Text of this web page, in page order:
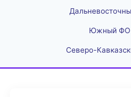
Южный ФО
Северо-